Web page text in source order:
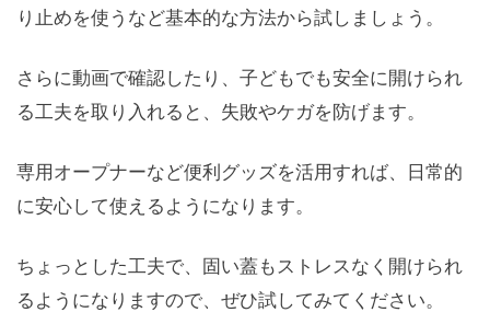
り止めを使うなど基本的な方法から試しましょう。
さらに動画で確認したり、子どもでも安全に開けられ
る工夫を取り入れると、失敗やケガを防げます。
専用オープナーなど便利グッズを活用すれば、日常的
に安心して使えるようになります。
ちょっとした工夫で、固い蓋もストレスなく開けられ
るようになりますので、ぜひ試してみてください。